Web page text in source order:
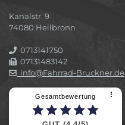
Kanalstr. 9
74080 Heilbronn
0713141750
07131483142
info@Fahrrad-Bruckner.de
Gesamtbewertung ⠇